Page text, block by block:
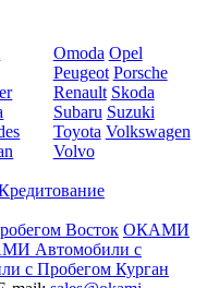
Omoda Opel
Peugeot Porsche
Renault Skoda
Subaru Suzuki
Toyota Volkswagen
Volvo
Восток ОКАМИ
Автомобили с
с Пробегом Курган